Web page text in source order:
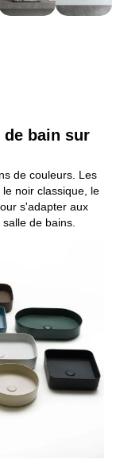
de bain sur
de couleurs. Les
noir classique, le
s'adapter aux
de bains.